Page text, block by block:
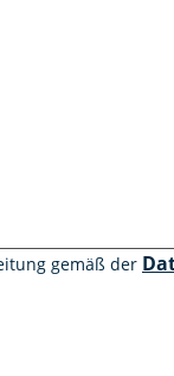
gemäß der